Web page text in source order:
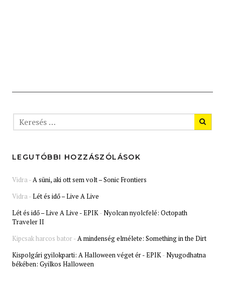
LEGUTÓBBI HOZZÁSZÓLÁSOK
Vidra-A süni, aki ott sem volt – Sonic Frontiers
Vidra-Lét és idő – Live A Live
Lét és idő – Live A Live - EPIK-Nyolcan nyolcfelé: Octopath
Traveler II
Kipcsak harcos bator-A mindenség elmélete: Something in the Dirt
Kispolgári gyilokparti: A Halloween véget ér - EPIK-Nyugodhatna
békében: Gyilkos Halloween